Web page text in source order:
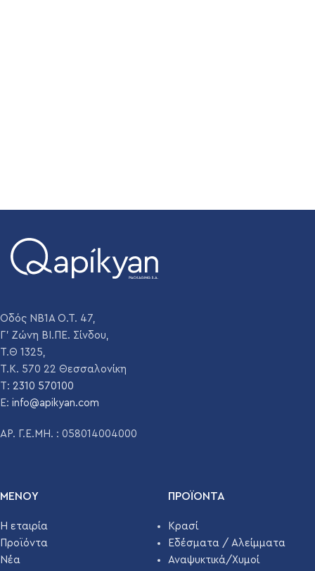
Οδός ΝΒ1Α Ο.Τ. 47,
Γ' Ζώνη ΒΙ.ΠΕ. Σίνδου,
Τ.Θ 1325,
Τ.Κ. 570 22 Θεσσαλονίκη
T: 2310 570100
E: info@apikyan.com
ΑΡ. Γ.Ε.ΜΗ. : 058014004000
ΜΕΝΟΥ
Η εταιρία
Προϊόντα
Νέα
ΠΡΟΪΌΝΤΑ
Κρασί
Εδέσματα / Αλείμματα
Αναψυκτικά/Χυμοί